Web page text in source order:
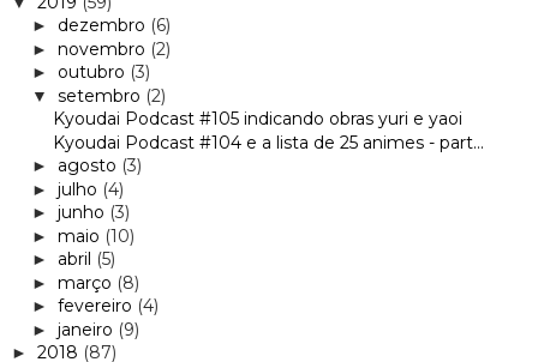
► dezembro (6)
► novembro (2)
► outubro (3)
▼ setembro (2)
Kyoudai Podcast #105 indicando obras yuri e yaoi
Kyoudai Podcast #104 e a lista de 25 animes - part...
► agosto (3)
► julho (4)
► junho (3)
► maio (10)
► abril (5)
► março (8)
► fevereiro (4)
► janeiro (9)
► 2018 (87)